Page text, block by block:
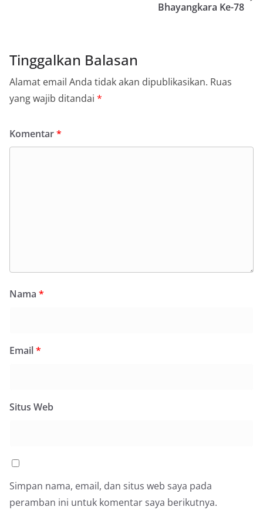
Bhayangkara Ke-78
Tinggalkan Balasan
Alamat email Anda tidak akan dipublikasikan. Ruas
yang wajib ditandai *
Komentar*
Nama *
Email*
Situs Web
Simpan nama, email, dan situs web saya pada
peramban ini untuk komentar saya berikutnya.